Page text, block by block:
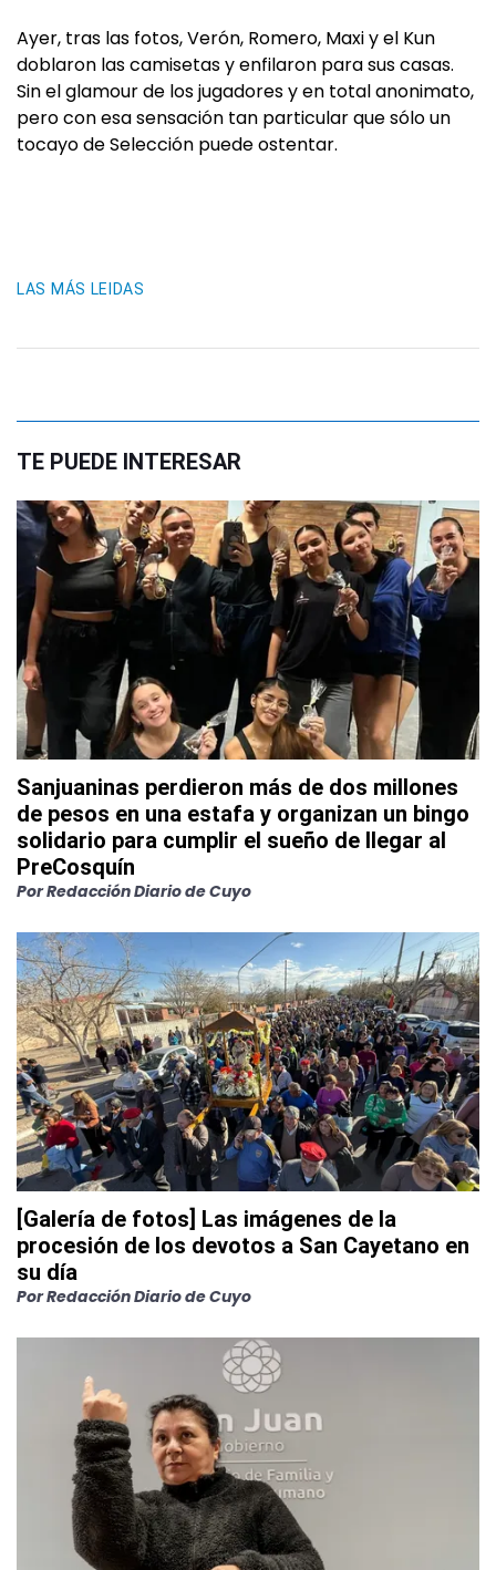
Ayer, tras las fotos, Verón, Romero, Maxi y el Kun
doblaron las camisetas y enfilaron para sus casas.
Sin el glamour de los jugadores y en total anonimato,
pero con esa sensación tan particular que sólo un
tocayo de Selección puede ostentar.
LAS MÁS LEIDAS
TE PUEDE INTERESAR
Sanjuaninas perdieron más de dos millones
de pesos en una estafa y organizan un bingo
solidario para cumplir el sueño de llegar al
PreCosquín
PorRedacción Diario de Cuyo
[Galería de fotos] Las imágenes de la
procesión de los devotos a San Cayetano en
su día
PorRedacción Diario de Cuyo